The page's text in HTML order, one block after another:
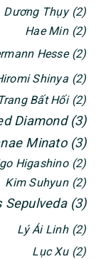
Dương Thụy (2)
Hae Min (2)
Hesse (2)
Shinya (2)
Bất Hối (2)
Diamond (3)
Minato (3)
Higashino (2)
Kim Suhyun (2)
Sepulveda (3)
Lý Ái Linh (2)
Lục Xu (2)